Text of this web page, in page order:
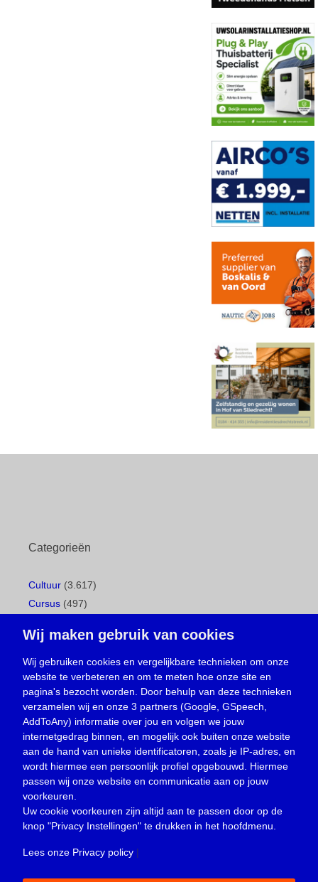
Categorieën
Cultuur (3.617)
Cursus (497)
Gemeentepagina(104)
Ingezonden brief(538)
Media(156)
Nieuws (23.329)
Oproep(734)
Overlijden(39)
Podcast(18)
prijsvraag (5)
Religie (1.438)
Service(226)
Wij maken gebruik van cookies
Wij gebruiken cookies en vergelijkbare technieken om onze
website te verbeteren en om te meten hoe onze site en
pagina's bezocht worden. Door behulp van deze technieken
verzamelen wij en onze 3 partners (Google, GSpeech,
AddToAny) informatie over jou en volgen we jouw
internetgedrag binnen, en mogelijk ook buiten onze website
aan de hand van unieke identificatoren, zoals je IP-adres, en
wordt hiermee een persoonlijk profiel opgebouwd. Hiermee
passen wij onze website en communicatie aan op jouw
voorkeuren.
Uw cookie voorkeuren zijn altijd aan te passen door op de
knop "Privacy Instellingen" te drukken in het hoofdmenu.
Lees onze Privacy policy |